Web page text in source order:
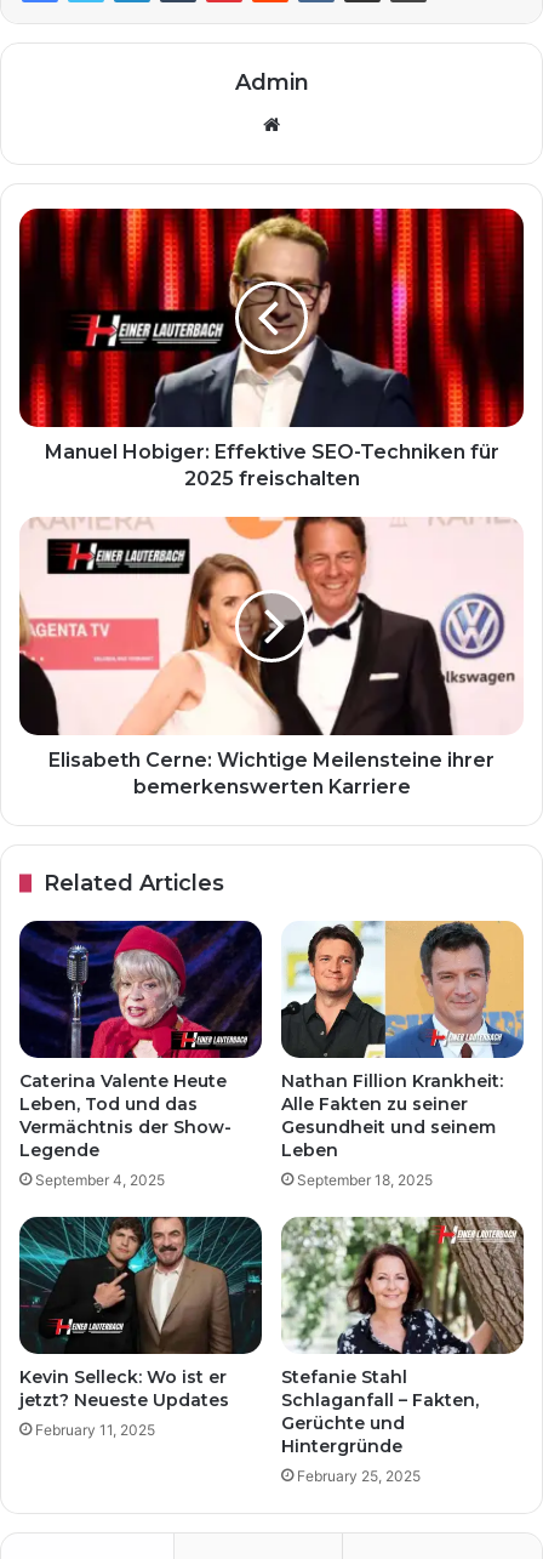
Admin
Website
Manuel Hobiger: Effektive SEO-Techniken für
2025 freischalten
Elisabeth Cerne: Wichtige Meilensteine ​​ihrer
bemerkenswerten Karriere
Related Articles
Caterina Valente Heute
Leben, Tod und das
Vermächtnis der Show-
Legende
September 4, 2025
Nathan Fillion Krankheit:
Alle Fakten zu seiner
Gesundheit und seinem
Leben
September 18, 2025
Kevin Selleck: Wo ist er
jetzt? Neueste Updates
February 11, 2025
Stefanie Stahl
Schlaganfall – Fakten,
Gerüchte und
Hintergründe
February 25, 2025